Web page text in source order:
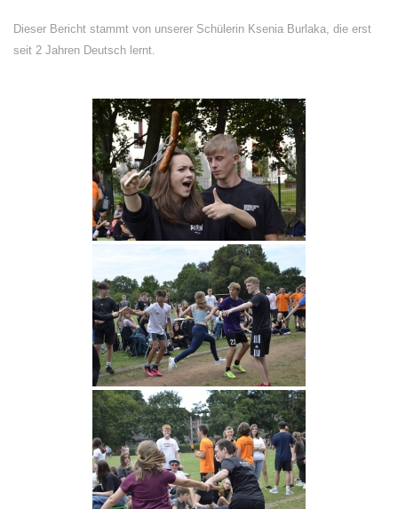
Dieser Bericht stammt von unserer Schülerin Ksenia Burlaka, die erst
seit 2 Jahren Deutsch lernt.